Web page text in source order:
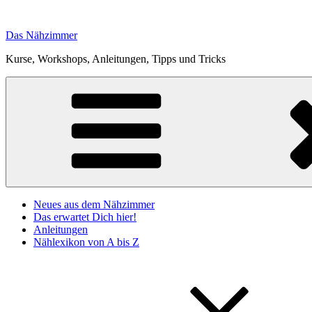
springen
Das Nähzimmer
Kurse, Workshops, Anleitungen, Tipps und Tricks
Neues aus dem Nähzimmer
Das erwartet Dich hier!
Anleitungen
Nählexikon von A bis Z